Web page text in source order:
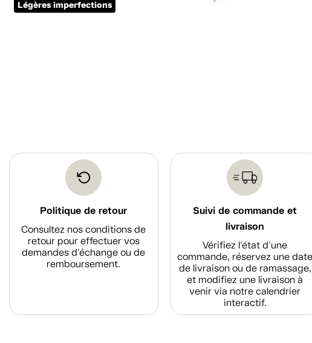
Légères imperfections
Politique de retour
Consultez nos conditions de
retour pour effectuer vos
demandes d'échange ou de
remboursement.
Suivi de commande et
livraison
Vérifiez l'état d'une
commande, réservez une date
de livraison ou de ramassage,
et modifiez une livraison à
venir via notre calendrier
interactif.